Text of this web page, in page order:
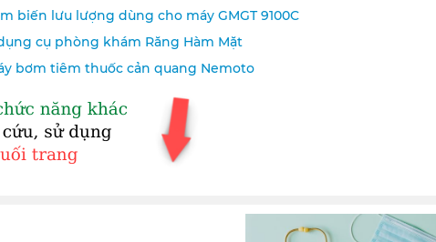
biến lưu lượng dùng cho máy GMGT 9100C
cụ phòng khám Răng Hàm Mặt
bơm tiêm thuốc cản quang Nemoto